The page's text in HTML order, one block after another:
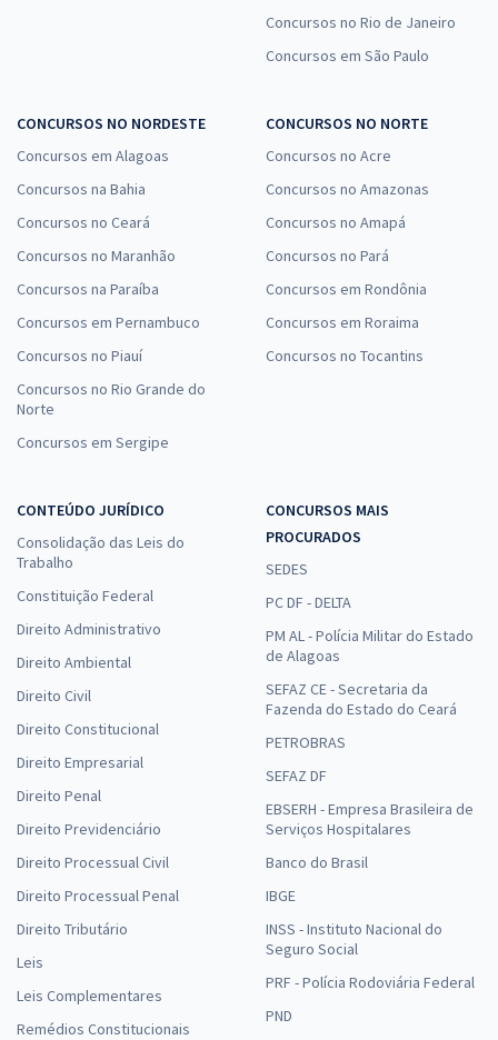
Concursos no Rio de Janeiro
Concursos em São Paulo
CONCURSOS NO NORDESTE
Concursos em Alagoas
Concursos na Bahia
Concursos no Ceará
Concursos no Maranhão
Concursos na Paraíba
Concursos em Pernambuco
Concursos no Piauí
Concursos no Rio Grande do
Norte
Concursos em Sergipe
CONCURSOS NO NORTE
Concursos no Acre
Concursos no Amazonas
Concursos no Amapá
Concursos no Pará
Concursos em Rondônia
Concursos em Roraima
Concursos no Tocantins
CONTEÚDO JURÍDICO
Consolidação das Leis do
Trabalho
Constituição Federal
Direito Administrativo
Direito Ambiental
Direito Civil
Direito Constitucional
Direito Empresarial
Direito Penal
Direito Previdenciário
Direito Processual Civil
Direito Processual Penal
Direito Tributário
Leis
Leis Complementares
Remédios Constitucionais
CONCURSOS MAIS
PROCURADOS
SEDES
PC DF - DELTA
PM AL - Polícia Militar do Estado
de Alagoas
SEFAZ CE - Secretaria da
Fazenda do Estado do Ceará
PETROBRAS
SEFAZ DF
EBSERH - Empresa Brasileira de
Serviços Hospitalares
Banco do Brasil
IBGE
INSS - Instituto Nacional do
Seguro Social
PRF - Polícia Rodoviária Federal
PND